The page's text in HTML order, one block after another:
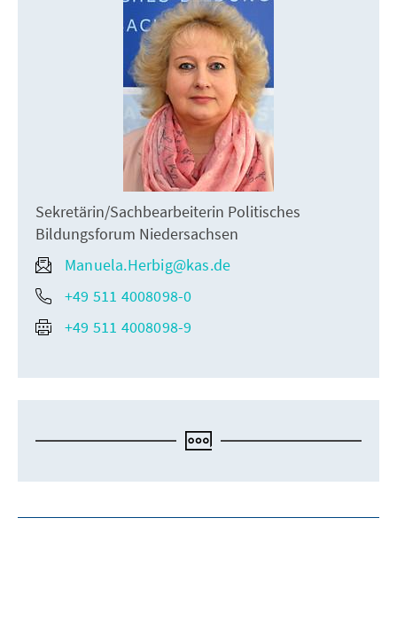
Sekretärin/Sachbearbeiterin Politisches
Bildungsforum Niedersachsen
Manuela.Herbig@kas.de
+49 511 4008098-0
+49 511 4008098-9